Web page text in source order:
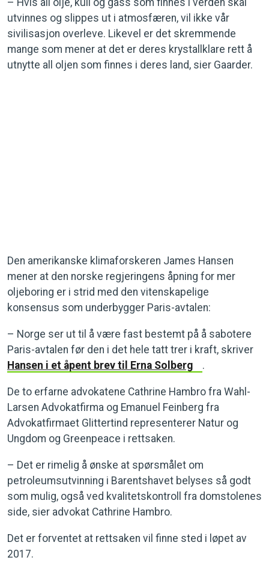
– Hvis all olje, kull og gass som finnes i verden skal
utvinnes og slippes ut i atmosfæren, vil ikke vår
sivilisasjon overleve. Likevel er det skremmende
mange som mener at det er deres krystallklare rett å
utnytte all oljen som finnes i deres land, sier Gaarder.
Den amerikanske klimaforskeren James Hansen
mener at den norske regjeringens åpning for mer
oljeboring er i strid med den vitenskapelige
konsensus som underbygger Paris-avtalen:
– Norge ser ut til å være fast bestemt på å sabotere
Paris-avtalen før den i det hele tatt trer i kraft, skriver
Hansen i et åpent brev til Erna Solberg
.
De to erfarne advokatene Cathrine Hambro fra Wahl-
Larsen Advokatfirma og Emanuel Feinberg fra
Advokatfirmaet Glittertind representerer Natur og
Ungdom og Greenpeace i rettsaken.
– Det er rimelig å ønske at spørsmålet om
petroleumsutvinning i Barentshavet belyses så godt
som mulig, også ved kvalitetskontroll fra domstolenes
side, sier advokat Cathrine Hambro.
Det er forventet at rettsaken vil finne sted i løpet av
2017.